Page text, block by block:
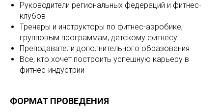
Руководители региональных федераций и фитнес-
клубов
Тренеры и инструкторы по фитнес-аэробике,
групповым программам, детскому фитнесу
Преподаватели дополнительного образования
Все, кто хочет построить успешную карьеру в
фитнес-индустрии
ФОРМАТ ПРОВЕДЕНИЯ